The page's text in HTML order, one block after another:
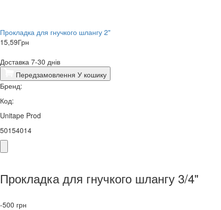
Прокладка для гнучкого шлангу 2"
15,59Грн
Доставка 7-30 днів
Передзамовлення У кошику
Бренд:
Код:
Unitape Prod
50154014
Прокладка для гнучкого шлангу 3/4"
-500 грн